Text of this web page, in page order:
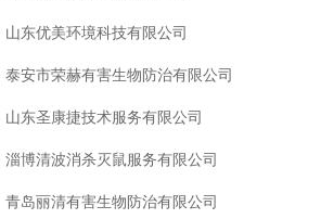
山东优美环境科技有限公司
泰安市荣赫有害生物防治有限公司
山东圣康捷技术服务有限公司
淄博清波消杀灭鼠服务有限公司
青岛丽清有害生物防治有限公司